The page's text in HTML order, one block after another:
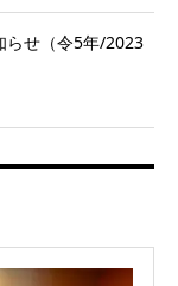
らせ（令5年/2023